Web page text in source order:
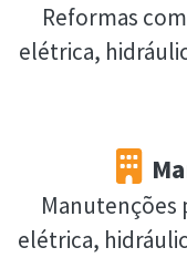
Reformas
elétrica,
Manutenções
elétrica,